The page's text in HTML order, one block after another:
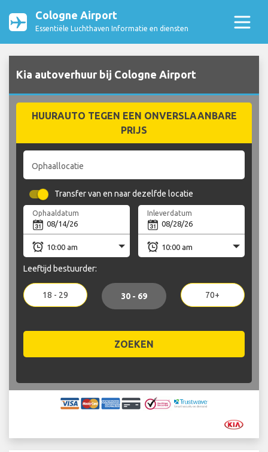
Cologne Airport
Essentiële Luchthaven Informatie en diensten
Kia autoverhuur bij Cologne Airport
HUURAUTO TEGEN EEN ONVERSLAANBARE
PRIJS
Ophaallocatie
Transfer van en naar dezelfde locatie
Ophaaldatum Inleverdatum
Leeftijd bestuurder:
18 - 29 30 - 69 70+
ZOEKEN